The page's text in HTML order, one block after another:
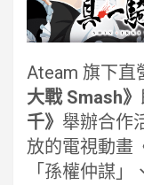
Ateam 旗下直
大戰 Smash》
千》 舉辦合作
放的電視動畫
「孫權仲謀